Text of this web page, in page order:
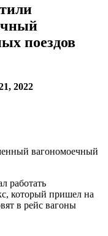
поездов
2022
работать
который пришел на
в рейс вагоны